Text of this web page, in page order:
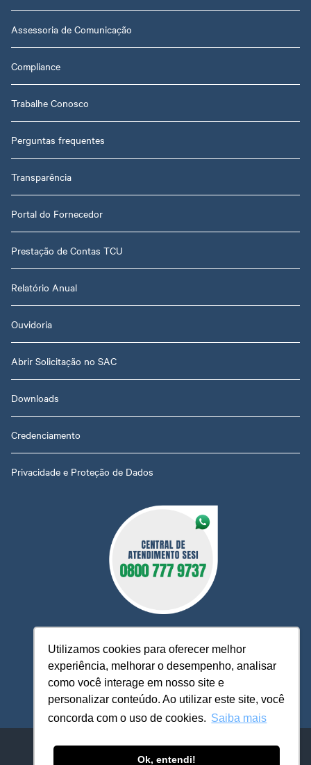
Utilizamos cookies para oferecer melhor
experiência, melhorar o desempenho, analisar
como você interage em nosso site e
personalizar conteúdo. Ao utilizar este site, você
concorda com o uso de cookies. Saiba mais
Ok, entendi!
Assessoria de Comunicação
Compliance
Trabalhe Conosco
Perguntas frequentes
Transparência
Portal do Fornecedor
Prestação de Contas TCU
Relatório Anual
Ouvidoria
Abrir Solicitação no SAC
Downloads
Credenciamento
Privacidade e Proteção de Dados
O Sesi MT está à sua disposição, pronto para esclarecer
dúvidas, receber reclamações, sugestões e firmar parcerias,
visando sempre oferecer melhores serviços e atendimento.
Sistema FIEMT / SESI-MT - ​​Serviço Social da Indústria
Avenida Historiador Rubens de Mendonça, 4.193 - Centro Político